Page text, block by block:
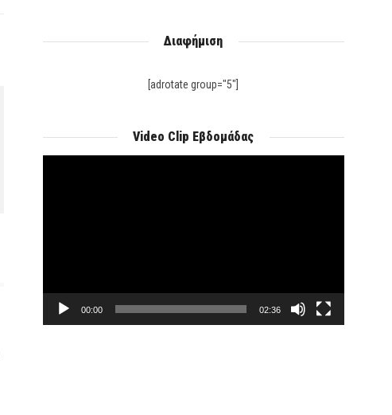
Διαφήμιση
[adrotate group="5"]
Video Clip Εβδομάδας
00:00 02:36